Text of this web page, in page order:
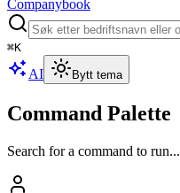
Companybook
⌘K
AI Bytt tema
Command Palette
Search for a command to run...